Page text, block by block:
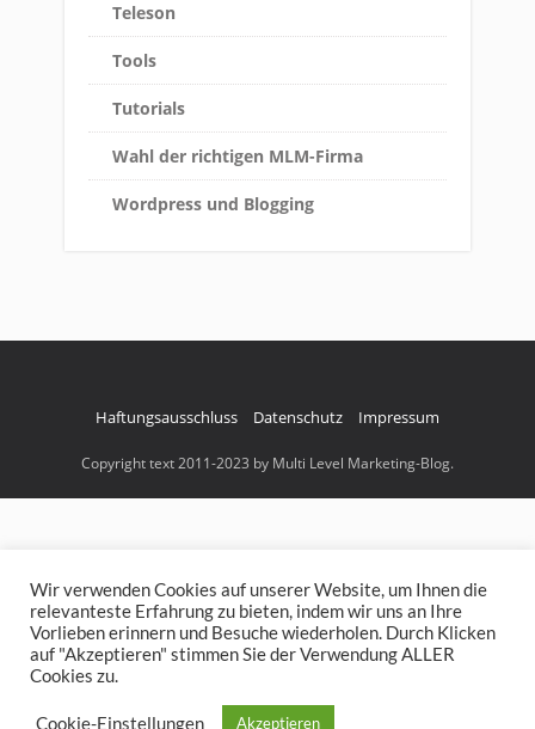
Teleson
Tools
Tutorials
Wahl der richtigen MLM-Firma
Wordpress und Blogging
Haftungsausschluss Datenschutz Impressum
Copyright text 2011-2023 by Multi Level Marketing-Blog.
Wir verwenden Cookies auf unserer Website, um Ihnen die
relevanteste Erfahrung zu bieten, indem wir uns an Ihre
Vorlieben erinnern und Besuche wiederholen. Durch Klicken
auf "Akzeptieren" stimmen Sie der Verwendung ALLER
Cookies zu.
Cookie-Einstellungen Akzeptieren
gefunden? Meine Empfehlung >>